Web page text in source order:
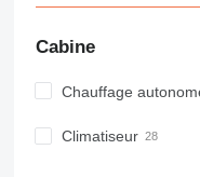
Cabine
Chauffage
Climatiseur